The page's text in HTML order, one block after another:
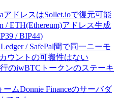
アドレスはSollet.ioで復元可能
/ ETH(Ethereum)アドレス生成
/ BIP44)
/ SafePal間で同一ニーモ
ウントの可搬性はない
行のiwBTCトークンのステーキ
ムDonnie Financeのサーバダ